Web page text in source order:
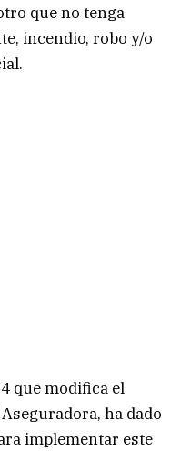
que no tenga
incendio, robo y/o
que modifica el
ha dado
implementar este